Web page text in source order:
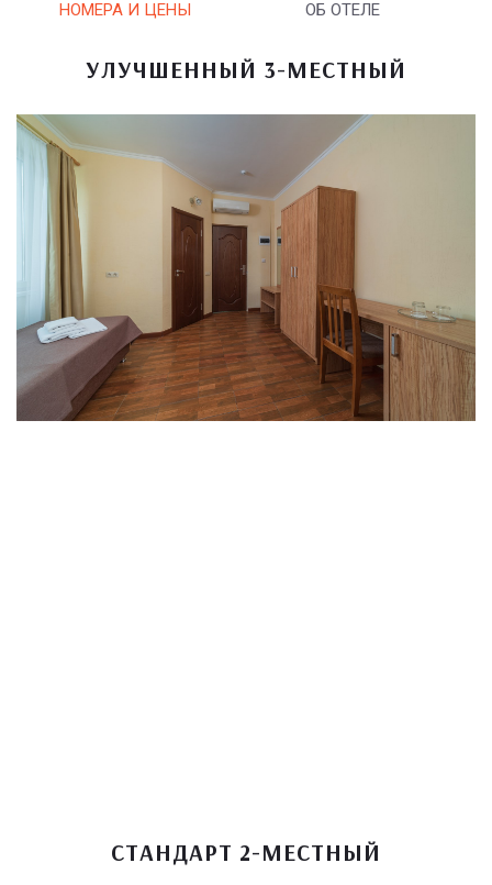
НОМЕРА И ЦЕНЫ ОБ ОТЕЛЕ
УЛУЧШЕННЫЙ 3-МЕСТНЫЙ
СТАНДАРТ 2-МЕСТНЫЙ